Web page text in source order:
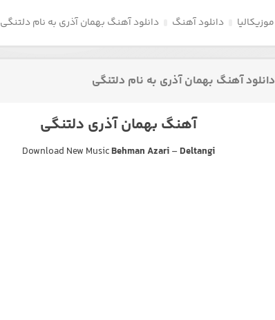
موزیکالیا دانلود آهنگ دانلود آهنگ بهمان آذری به نام دلتنگی
دانلود آهنگ بهمان آذری به نام دلتنگی
آهنگ بهمان آذری دلتنگی
Download New MusicBehman Azari– Deltangi